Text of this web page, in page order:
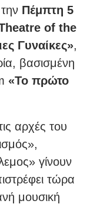
Πέμπτη 5
of the
Γυναίκες»,
βασισμένη
«Το πρώτο
αρχές του
γίνουν
τώρα
μουσική